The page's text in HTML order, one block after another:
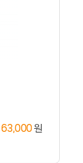
63,000 원